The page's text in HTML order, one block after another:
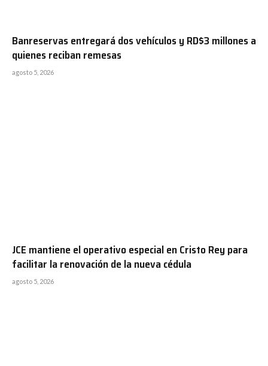
Banreservas entregará dos vehículos y RD$3 millones a
quienes reciban remesas
agosto 5, 2026
JCE mantiene el operativo especial en Cristo Rey para
facilitar la renovación de la nueva cédula
agosto 5, 2026